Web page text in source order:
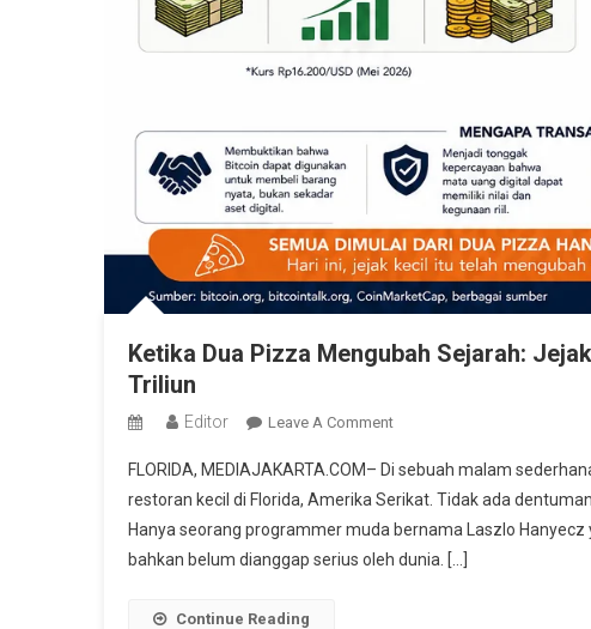
Ketika Dua Pizza Mengubah Sejarah:
Triliun
Editor Leave A CommentOn
Dua
Pizza
Mengubah
Sejarah:
FLORIDA, MEDIAJAKARTA.COM– Di sebuah malam
restoran kecil di Florida, Amerika Serikat. Tidak ada
Hanya seorang programmer muda bernama Laszlo
bahkan belum dianggap serius oleh dunia. […]
Continue Reading